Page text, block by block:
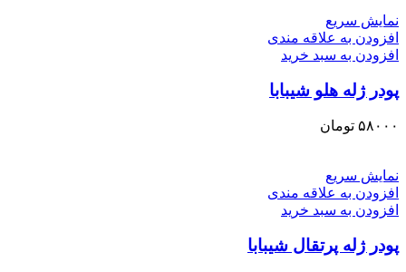
نمایش سریع
افزودن به علاقه مندی
افزودن به سبد خرید
پودر ژله هلو شیبابا
۵۸۰۰۰ تومان
نمایش سریع
افزودن به علاقه مندی
افزودن به سبد خرید
پودر ژله پرتقال شیبابا